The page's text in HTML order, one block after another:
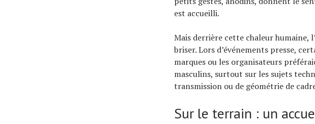
est accueilli.
Mais derrière cette chaleur humaine, l’
briser. Lors d’événements presse,
marques ou les organisateurs
masculins, surtout sur les sujets
transmission ou de géométrie de
Sur le terrain : un